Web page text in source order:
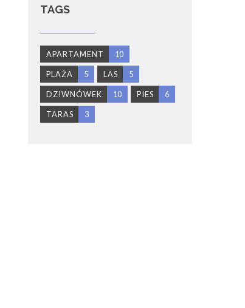
TAGS
APARTAMENT 10
PLAŻA 5 LAS 5
DZIWNÓWEK 10 PIES 6
TARAS 3